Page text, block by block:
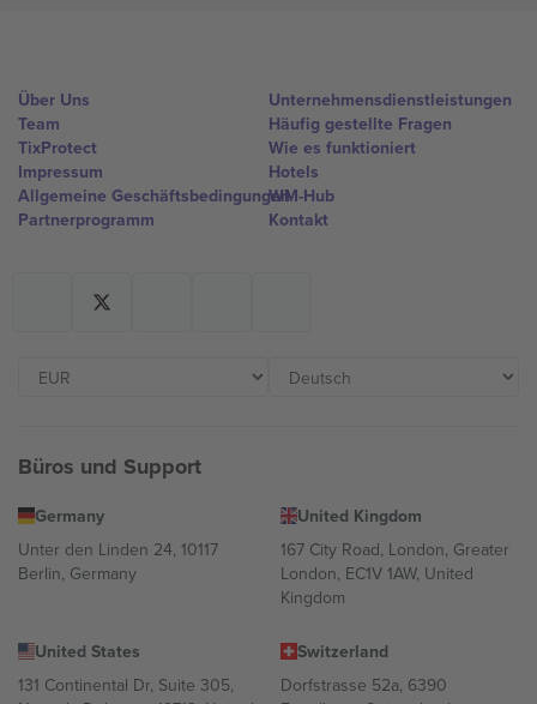
Über Uns
Team
TixProtect
Impressum
Allgemeine Geschäftsbedingungen
Partnerprogramm
Unternehmensdienstleistungen
Häufig gestellte Fragen
Wie es funktioniert
Hotels
WM-Hub
Kontakt
Büros und Support
Germany
Unter den Linden 24, 10117
Berlin, Germany
United Kingdom
167 City Road, London, Greater
London, EC1V 1AW, United
Kingdom
United States
131 Continental Dr, Suite 305,
Switzerland
Dorfstrasse 52a, 6390